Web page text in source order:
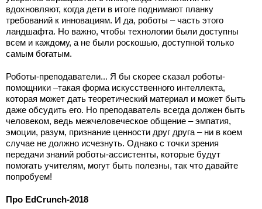
вдохновляют, когда дети в итоге поднимают планку
требований к инновациям. И да, роботы – часть этого
ландшафта. Но важно, чтобы технологии были доступны
всем и каждому, а не были роскошью, доступной только
самым богатым.
Роботы-преподаватели... Я бы скорее сказал роботы-
помощники –такая форма искусственного интеллекта,
которая может дать теоретический материал и может быть
даже обсудить его. Но преподаватель всегда должен быть
человеком, ведь межчеловеческое общение – эмпатия,
эмоции, разум, признание ценности друг друга – ни в коем
случае не должно исчезнуть. Однако с точки зрения
передачи знаний роботы-ассистенты, которые будут
помогать учителям, могут быть полезны, так что давайте
попробуем!
Про EdCrunch-2018